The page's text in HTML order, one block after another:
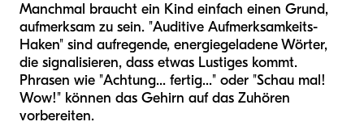
Manchmal braucht ein Kind einfach einen Grund,
aufmerksam zu sein. "Auditive Aufmerksamkeits-
Haken" sind aufregende, energiegeladene Wörter,
die signalisieren, dass etwas Lustiges kommt.
Phrasen wie "Achtung... fertig..." oder "Schau mal!
Wow!" können das Gehirn auf das Zuhören
vorbereiten.